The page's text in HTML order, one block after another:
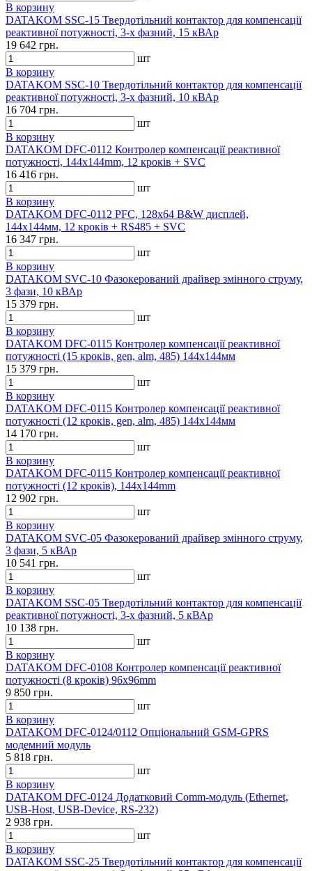
В корзину
DATAKOM SSC-15 Твердотільний контактор для компенсації
реактивної потужності, 3-х фазний, 15 кВАр
19 642 грн.
шт
В корзину
DATAKOM SSC-10 Твердотільний контактор для компенсації
реактивної потужності, 3-х фазний, 10 кВАр
16 704 грн.
шт
В корзину
DATAKOM DFC-0112 Контролер компенсації реактивної
потужності, 144x144mm, 12 кроків + SVC
16 416 грн.
шт
В корзину
DATAKOM DFC-0112 PFC, 128x64 B&W дисплей,
144x144мм, 12 кроків + RS485 + SVC
16 347 грн.
шт
В корзину
DATAKOM SVC-10 Фазокерований драйвер змінного струму,
3 фази, 10 кВАр
15 379 грн.
шт
В корзину
DATAKOM DFC-0115 Контролер компенсації реактивної
потужності (15 кроків, gen, alm, 485) 144x144мм
15 379 грн.
шт
В корзину
DATAKOM DFC-0115 Контролер компенсації реактивної
потужності (12 кроків, gen, alm, 485) 144x144мм
14 170 грн.
шт
В корзину
DATAKOM DFC-0115 Контролер компенсації реактивної
потужності (12 кроків), 144x144mm
12 902 грн.
шт
В корзину
DATAKOM SVC-05 Фазокерований драйвер змінного струму,
3 фази, 5 кВАр
10 541 грн.
шт
В корзину
DATAKOM SSC-05 Твердотільний контактор для компенсації
реактивної потужності, 3-х фазний, 5 кВАр
10 138 грн.
шт
В корзину
DATAKOM DFC-0108 Контролер компенсації реактивної
потужності (8 кроків) 96x96mm
9 850 грн.
шт
В корзину
DATAKOM DFC-0124/0112 Опціональний GSM-GPRS
модемний модуль
5 818 грн.
шт
В корзину
DATAKOM DFC-0124 Додатковий Comm-модуль (Ethernet,
USB-Host, USB-Device, RS-232)
2 938 грн.
шт
В корзину
DATAKOM SSC-25 Твердотільний контактор для компенсації